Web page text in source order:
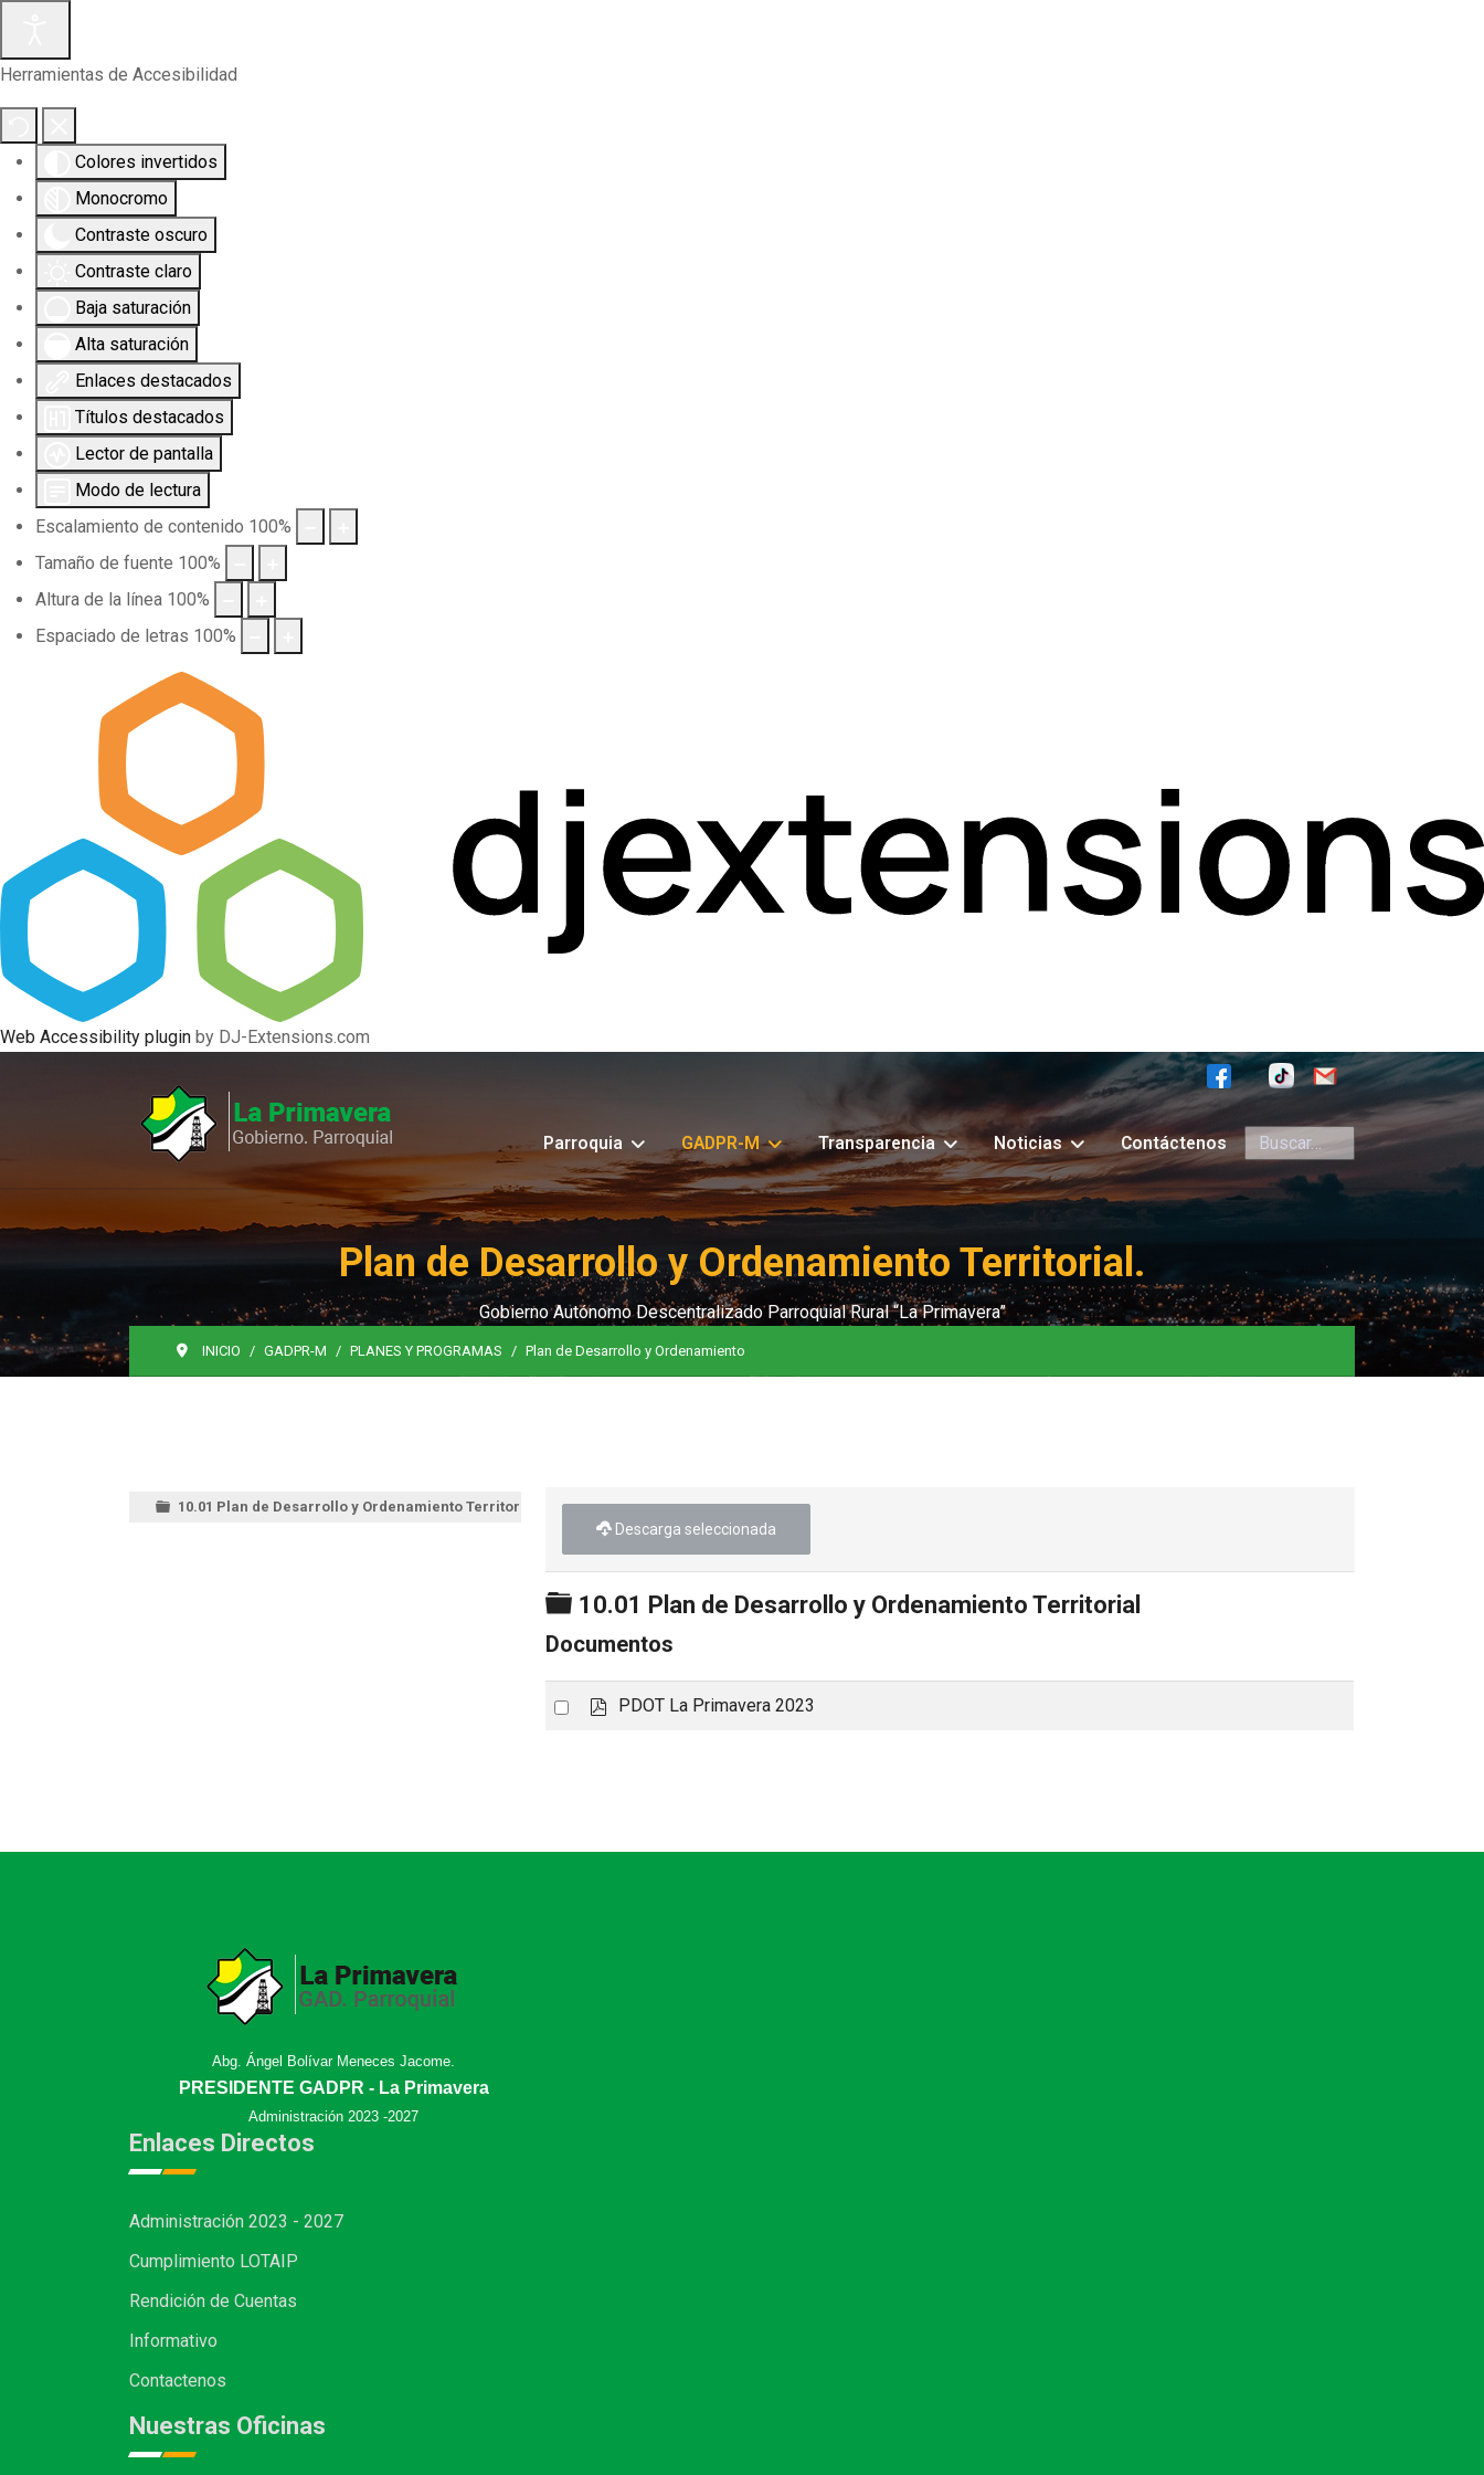
Herramientas de Accesibilidad
Colores invertidos
Monocromo
Contraste oscuro
Contraste claro
Baja saturación
Alta saturación
Enlaces destacados
Títulos destacados
Lector de pantalla
Modo de lectura
Escalamiento de contenido 100%
Tamaño de fuente 100%
Altura de la línea 100%
Espaciado de letras 100%
Web Accessibility plugin by DJ-Extensions.com
Parroquia GADPR-M Transparencia Noticias Contáctenos Buscar
Plan de Desarrollo y Ordenamiento Territorial.
Gobierno Autónomo Descentralizado Parroquial Rural “La Primavera”
INICIO GADPR-M PLANES Y PROGRAMAS Plan de Desarrollo y Ordenamiento
10.01 Plan de Desarrollo y Ordenamiento Territorial
Descarga seleccionada
Carpeta
10.01 Plan de Desarrollo y Ordenamiento Territorial
Documentos
Select
pPDOT La Primavera 2023
Abg. Ángel Bolívar Meneces Jacome.
PRESIDENTE GADPR - La Primavera
Administración 2023 -2027
Enlaces Directos
Administración 2023 - 2027
Cumplimiento LOTAIP
Rendición de Cuentas
Informativo
Contactenos
Nuestras Oficinas